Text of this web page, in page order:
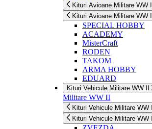
Kituri Avioane Militare WW I
Kituri Avioane Militare WW I
SPECIAL HOBBY
ACADEMY
MisterCraft
RODEN
TAKOM
ARMA HOBBY
EDUARD
Kituri Vehicule Militare WW II
Militare WW II
Kituri Vehicule Militare WW II
Kituri Vehicule Militare WW II